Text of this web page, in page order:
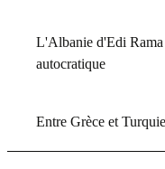
L'Albanie d'Edi
autocratique
Entre Grèce et